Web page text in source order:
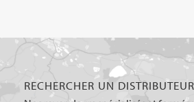
RECHERCHER UN DISTRIBUTEUR